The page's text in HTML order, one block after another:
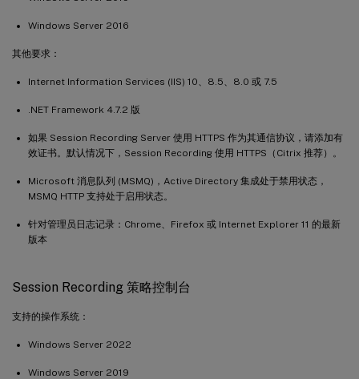
Windows Server 2016
其他要求：
Internet Information Services (IIS) 10、8.5、8.0 或 7.5
.NET Framework 4.7.2 版
如果 Session Recording Server 使用 HTTPS 作为其通信协议，请添加有
效证书。默认情况下，Session Recording 使用 HTTPS（Citrix 推荐）。
Microsoft 消息队列 (MSMQ)，Active Directory 集成处于禁用状态，
MSMQ HTTP 支持处于启用状态。
针对管理员日志记录：Chrome、Firefox 或 Internet Explorer 11 的最新
版本
Session Recording 策略控制台
支持的操作系统：
Windows Server 2022
Windows Server 2019